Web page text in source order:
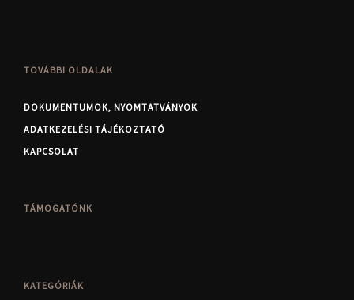
TOVÁBBI OLDALAK
DOKUMENTUMOK, NYOMTATVÁNYOK
ADATKEZELÉSI TÁJÉKOZTATÓ
KAPCSOLAT
TÁMOGATÓNK
KATEGÓRIÁK